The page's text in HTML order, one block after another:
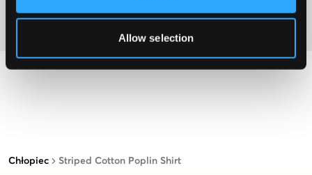
Allow selection
Chłopiec Striped Cotton Poplin Shirt